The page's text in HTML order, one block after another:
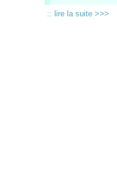
:: lire la suite >>>